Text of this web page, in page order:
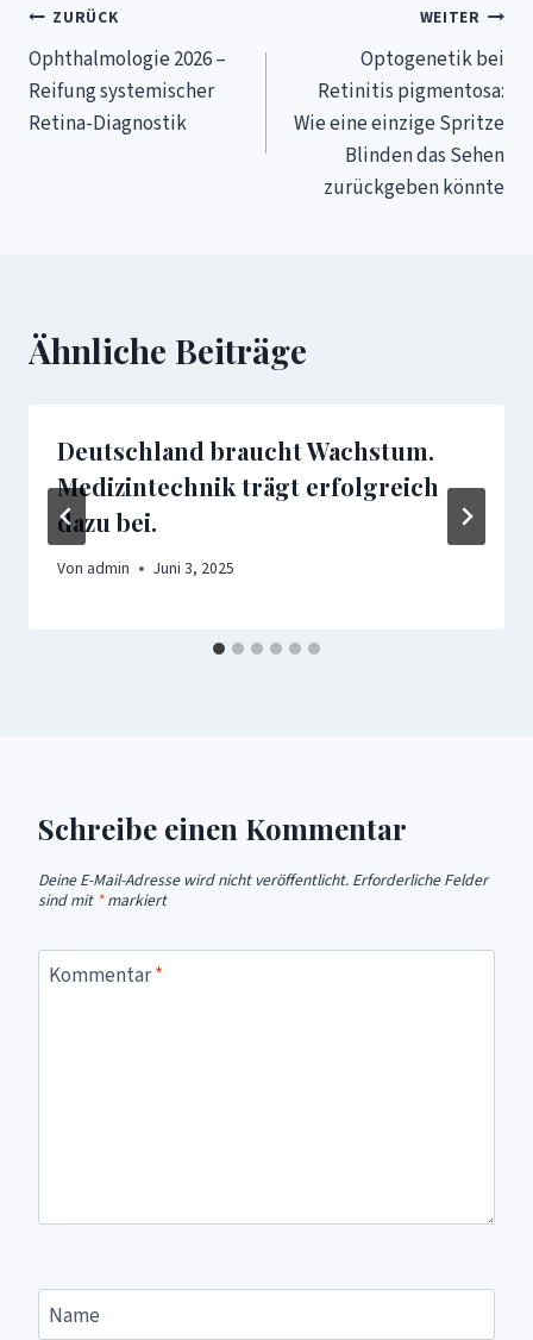
Beitragsnavigation
ZURÜCK
Ophthalmologie 2026 –
Reifung systemischer
Retina-Diagnostik
WEITER
Optogenetik bei
Retinitis pigmentosa:
Wie eine einzige Spritze
Blinden das Sehen
zurückgeben könnte
Ähnliche Beiträge
Deutschland braucht Wachstum.
Medizintechnik trägt erfolgreich
dazu bei.
Von admin Juni 3, 2025
Schreibe einen Kommentar
Deine E-Mail-Adresse wird nicht veröffentlicht. Erforderliche Felder
sind mit *markiert
Kommentar*
Name